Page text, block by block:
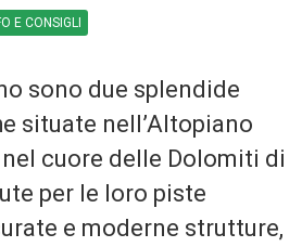
E CONSIGLI
sono due splendide
situate nell’Altopiano
cuore delle Dolomiti di
per le loro piste
e moderne strutture,